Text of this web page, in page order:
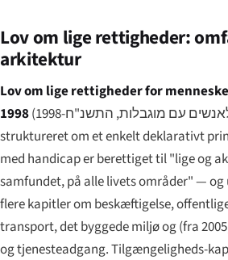
Lov om lige rettigheder:
arkitektur
Lov om lige rettigheder for
1998( לאנשים עם מוגבלות, התשנ"ח-1998
struktureret om et enkelt deklarativt
med handicap er berettiget til "lige og
samfundet, på alle livets områder" — og
flere kapitler om beskæftigelse,
transport, det byggede miljø og (fra
og tjenesteadgang. Tilgængeligheds-